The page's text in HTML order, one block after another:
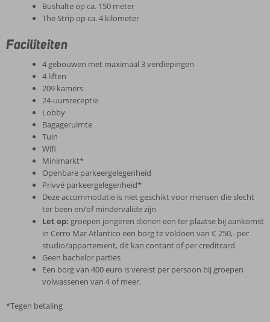
Bushalte op ca. 150 meter
The Strip op ca. 4 kilometer
Faciliteiten
4 gebouwen met maximaal 3 verdiepingen
4 liften
209 kamers
24-uursreceptie
Lobby
Bagageruimte
Tuin
Wifi
Minimarkt*
Openbare parkeergelegenheid
Privvé parkeergelegenheid*
Deze accommodatie is niet geschikt voor mensen die slecht
ter been en/of mindervalide zijn
Let op: groepen jongeren dienen een ter plaatse bij aankomst
in Cerro Mar Atlantico een borg te voldoen van € 250,- per
studio/appartement, dit kan contant of per creditcard
Geen bachelor parties
Een borg van 400 euro is vereist per persoon bij groepen
volwassenen van 4 of meer.
*Tegen betaling